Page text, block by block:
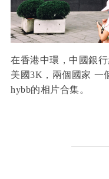
在香港中環，中國銀
美國3K，兩個國家 一
hybb的相片合集。